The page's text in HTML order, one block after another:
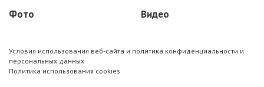
Фото
Видео
Условия использования веб-сайта и политика конфиденциальности и
персональных данных
Политика использования cookies